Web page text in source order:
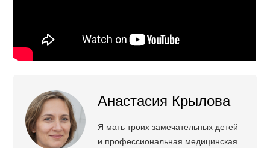
Анастасия Крылова
Я мать троих замечательных детей
и профессиональная медицинская